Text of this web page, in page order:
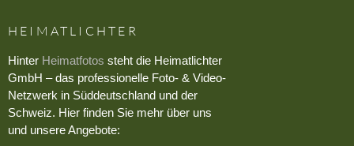
HEIMATLICHTER
Hinter Heimatfotos steht die Heimatlichter
GmbH – das professionelle Foto- & Video-
Netzwerk in Süddeutschland und der
Schweiz. Hier finden Sie mehr über uns
und unsere Angebote: